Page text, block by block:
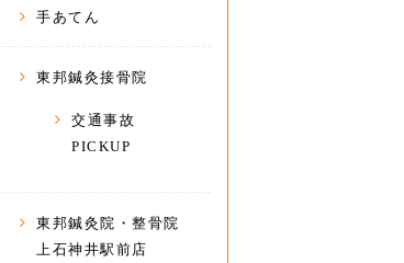
手あてん
東邦鍼灸接骨院
交通事故
PICKUP
東邦鍼灸院・整骨院
上石神井駅前店